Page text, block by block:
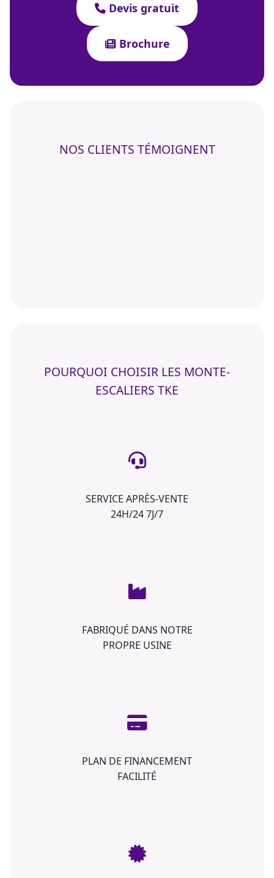
Devis gratuit
Brochure
NOS CLIENTS TÉMOIGNENT
POURQUOI CHOISIR LES MONTE-
ESCALIERS TKE
SERVICE APRÈS-VENTE
24H/24 7J/7
FABRIQUÉ DANS NOTRE
PROPRE USINE
PLAN DE FINANCEMENT
FACILITÉ